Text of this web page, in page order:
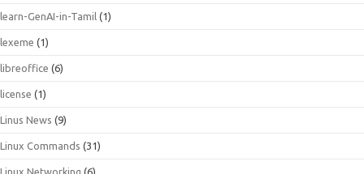
learn-GenAI-in-Tamil (1)
lexeme (1)
libreoffice (6)
license (1)
Linus News (9)
Linux Commands (31)
Linux Networking (6)